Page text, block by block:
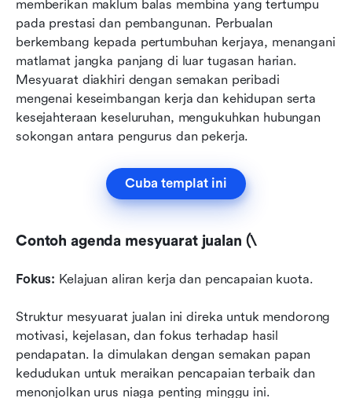
memberikan maklum balas membina yang tertumpu
pada prestasi dan pembangunan. Perbualan
berkembang kepada pertumbuhan kerjaya, menangani
matlamat jangka panjang di luar tugasan harian.
Mesyuarat diakhiri dengan semakan peribadi
mengenai keseimbangan kerja dan kehidupan serta
kesejahteraan keseluruhan, mengukuhkan hubungan
sokongan antara pengurus dan pekerja.
Cuba templat ini
Contoh agenda mesyuarat jualan (\
Fokus: Kelajuan aliran kerja dan pencapaian kuota.
Struktur mesyuarat jualan ini direka untuk mendorong
motivasi, kejelasan, dan fokus terhadap hasil
pendapatan. Ia dimulakan dengan semakan papan
kedudukan untuk meraikan pencapaian terbaik dan
menonjolkan urus niaga penting minggu ini.